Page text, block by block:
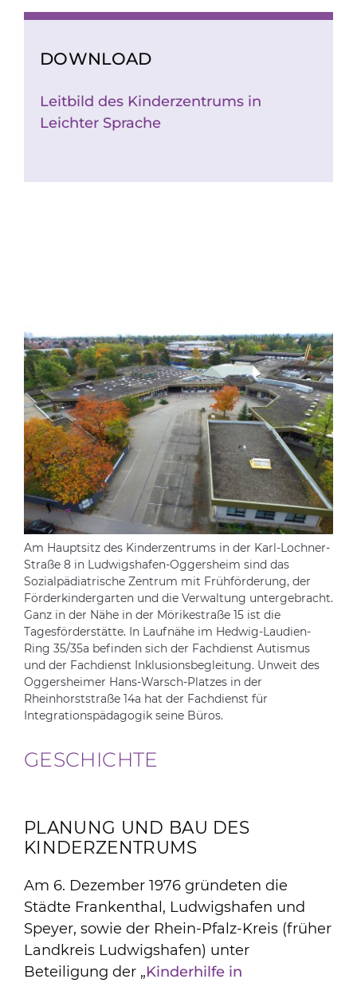
DOWNLOAD
Leitbild des Kinderzentrums in
Leichter Sprache
Am Hauptsitz des Kinderzentrums in der Karl-Lochner-
Straße 8 in Ludwigshafen-Oggersheim sind das
Sozialpädiatrische Zentrum mit Frühförderung, der
Förderkindergarten und die Verwaltung untergebracht.
Ganz in der Nähe in der Mörikestraße 15 ist die
Tagesförderstätte. In Laufnähe im Hedwig-Laudien-
Ring 35/35a befinden sich der Fachdienst Autismus
und der Fachdienst Inklusionsbegleitung. Unweit des
Oggersheimer Hans-Warsch-Platzes in der
Rheinhorststraße 14a hat der Fachdienst für
Integrationspädagogik seine Büros.
GESCHICHTE
PLANUNG UND BAU DES
KINDERZENTRUMS
Am 6. Dezember 1976 gründeten die
Städte Frankenthal, Ludwigshafen und
Speyer, sowie der Rhein-Pfalz-Kreis (früher
Landkreis Ludwigshafen) unter
Beteiligung der „Kinderhilfe in